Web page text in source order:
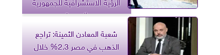
الجديدة
شعبة المعادن الثمينة: تراجع
الذهب في مصر 2.3% خلال